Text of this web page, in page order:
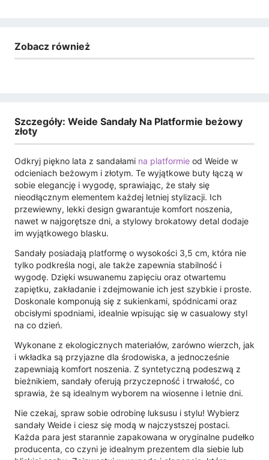
Zobacz również
Szczegóły: Weide Sandały Na Platformie beżowy
złoty
Odkryj piękno lata z sandałami na platformie od Weide w
odcieniach beżowym i złotym. Te wyjątkowe buty łączą w
sobie elegancję i wygodę, sprawiając, że stały się
nieodłącznym elementem każdej letniej stylizacji. Ich
przewiewny, lekki design gwarantuje komfort noszenia,
nawet w najgorętsze dni, a stylowy brokatowy detal dodaje
im wyjątkowego blasku.
Sandały posiadają platformę o wysokości 3,5 cm, która nie
tylko podkreśla nogi, ale także zapewnia stabilność i
wygodę. Dzięki wsuwanemu zapięciu oraz otwartemu
zapiętku, zakładanie i zdejmowanie ich jest szybkie i proste.
Doskonale komponują się z sukienkami, spódnicami oraz
obcisłymi spodniami, idealnie wpisując się w casualowy styl
na co dzień.
Wykonane z ekologicznych materiałów, zarówno wierzch, jak
i wkładka są przyjazne dla środowiska, a jednocześnie
zapewniają komfort noszenia. Z syntetyczną podeszwą z
bieżnikiem, sandały oferują przyczepność i trwałość, co
sprawia, że są idealnym wyborem na wiosenne i letnie dni.
Nie czekaj, spraw sobie odrobinę luksusu i stylu! Wybierz
sandały Weide i ciesz się modą w najczystszej postaci.
Każda para jest starannie zapakowana w oryginalne pudełko
producenta, co czyni je idealnym prezentem dla siebie lub